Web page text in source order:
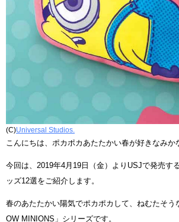
(C)Universal Studios.
こんにちは、ポカポカあたたかい春が好きなみか
今回は、2019年4月19日（金）よりUSJで発売す
ッズ12選をご紹介します。
春のあたたかい陽気でポカポカして、ねむたそう
OW MINIONS」シリーズです。